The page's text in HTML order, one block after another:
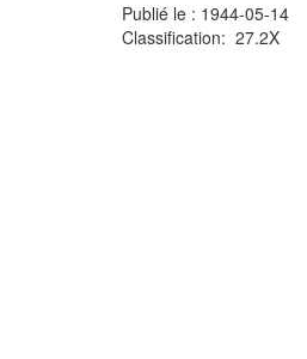
Publié le : 1944-05-14
Classification: 27.2X